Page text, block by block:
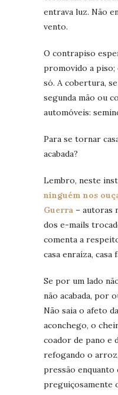
entrava luz. Não
vento.
O contrapiso
promovido a piso;
só. A cobertura,
segunda mão ou
automóveis:
Para se tornar
acabada?
Lembro, neste
ninguém nos
Guerra – autoras
dos e-mails
comenta a
casa enraíza,
Se por um lado
não acabada, por
Não saia o afeto
aconchego, o
coador de pano e
refogando o
pressão enquanto
preguiçosamente